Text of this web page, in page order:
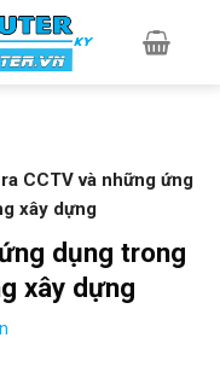
CCTV và những ứng
xây dựng
dụng trong
xây dựng